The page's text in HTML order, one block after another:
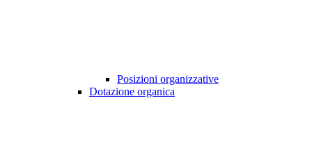
Posizioni organizzative
Dotazione organica